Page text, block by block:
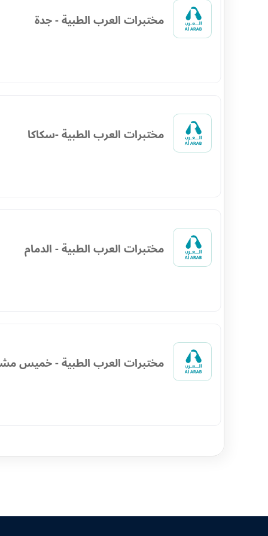
مختبرات العرب الطبية - جدة
مختبرات العرب الطبية -سكاكا
مختبرات العرب الطبية - الدمام
مختبرات العرب الطبية - خميس